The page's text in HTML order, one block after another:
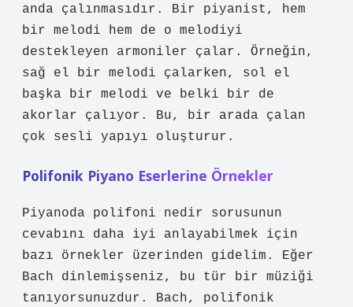
anda çalınmasıdır. Bir piyanist, hem
bir melodi hem de o melodiyi
destekleyen armoniler çalar. Örneğin,
sağ el bir melodi çalarken, sol el
başka bir melodi ve belki bir de
akorlar çalıyor. Bu, bir arada çalan
çok sesli yapıyı oluşturur.
Polifonik Piyano Eserlerine Örnekler
Piyanoda polifoni nedir sorusunun
cevabını daha iyi anlayabilmek için
bazı örnekler üzerinden gidelim. Eğer
Bach dinlemişseniz, bu tür bir müziği
tanıyorsunuzdur. Bach, polifonik